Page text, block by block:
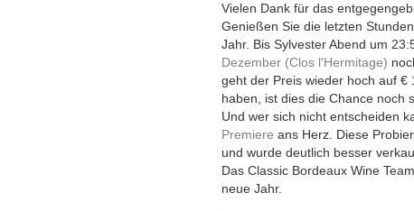
Vielen Dank für das
Genießen Sie die letzten
Jahr. Bis Sylvester Abend um
Dezember (Clos l'Hermitage)
geht der Preis wieder hoch auf €
haben, ist dies die Chance noch
Und wer sich nicht entscheiden
Premiere ans Herz. Diese
und wurde deutlich besser
Das Classic Bordeaux Wine
neue Jahr.